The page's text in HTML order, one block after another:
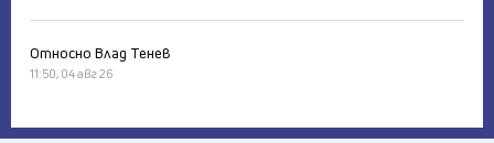
Относно Влад Тенев
11:50, 04 авг 26